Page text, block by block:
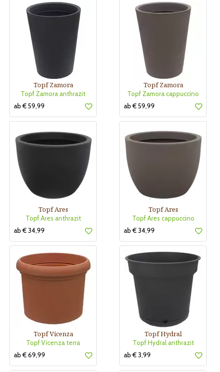
Topf Zamora
Topf Zamora anthrazit
ab € 59,99
Topf Zamora
Topf Zamora cappuccino
ab € 59,99
Topf Ares
Topf Ares anthrazit
ab € 34,99
Topf Ares
Topf Ares cappuccino
ab € 34,99
Topf Vicenza
Topf Vicenza terra
ab € 69,99
Topf Hydral
Topf Hydral anthrazit
ab € 3,99